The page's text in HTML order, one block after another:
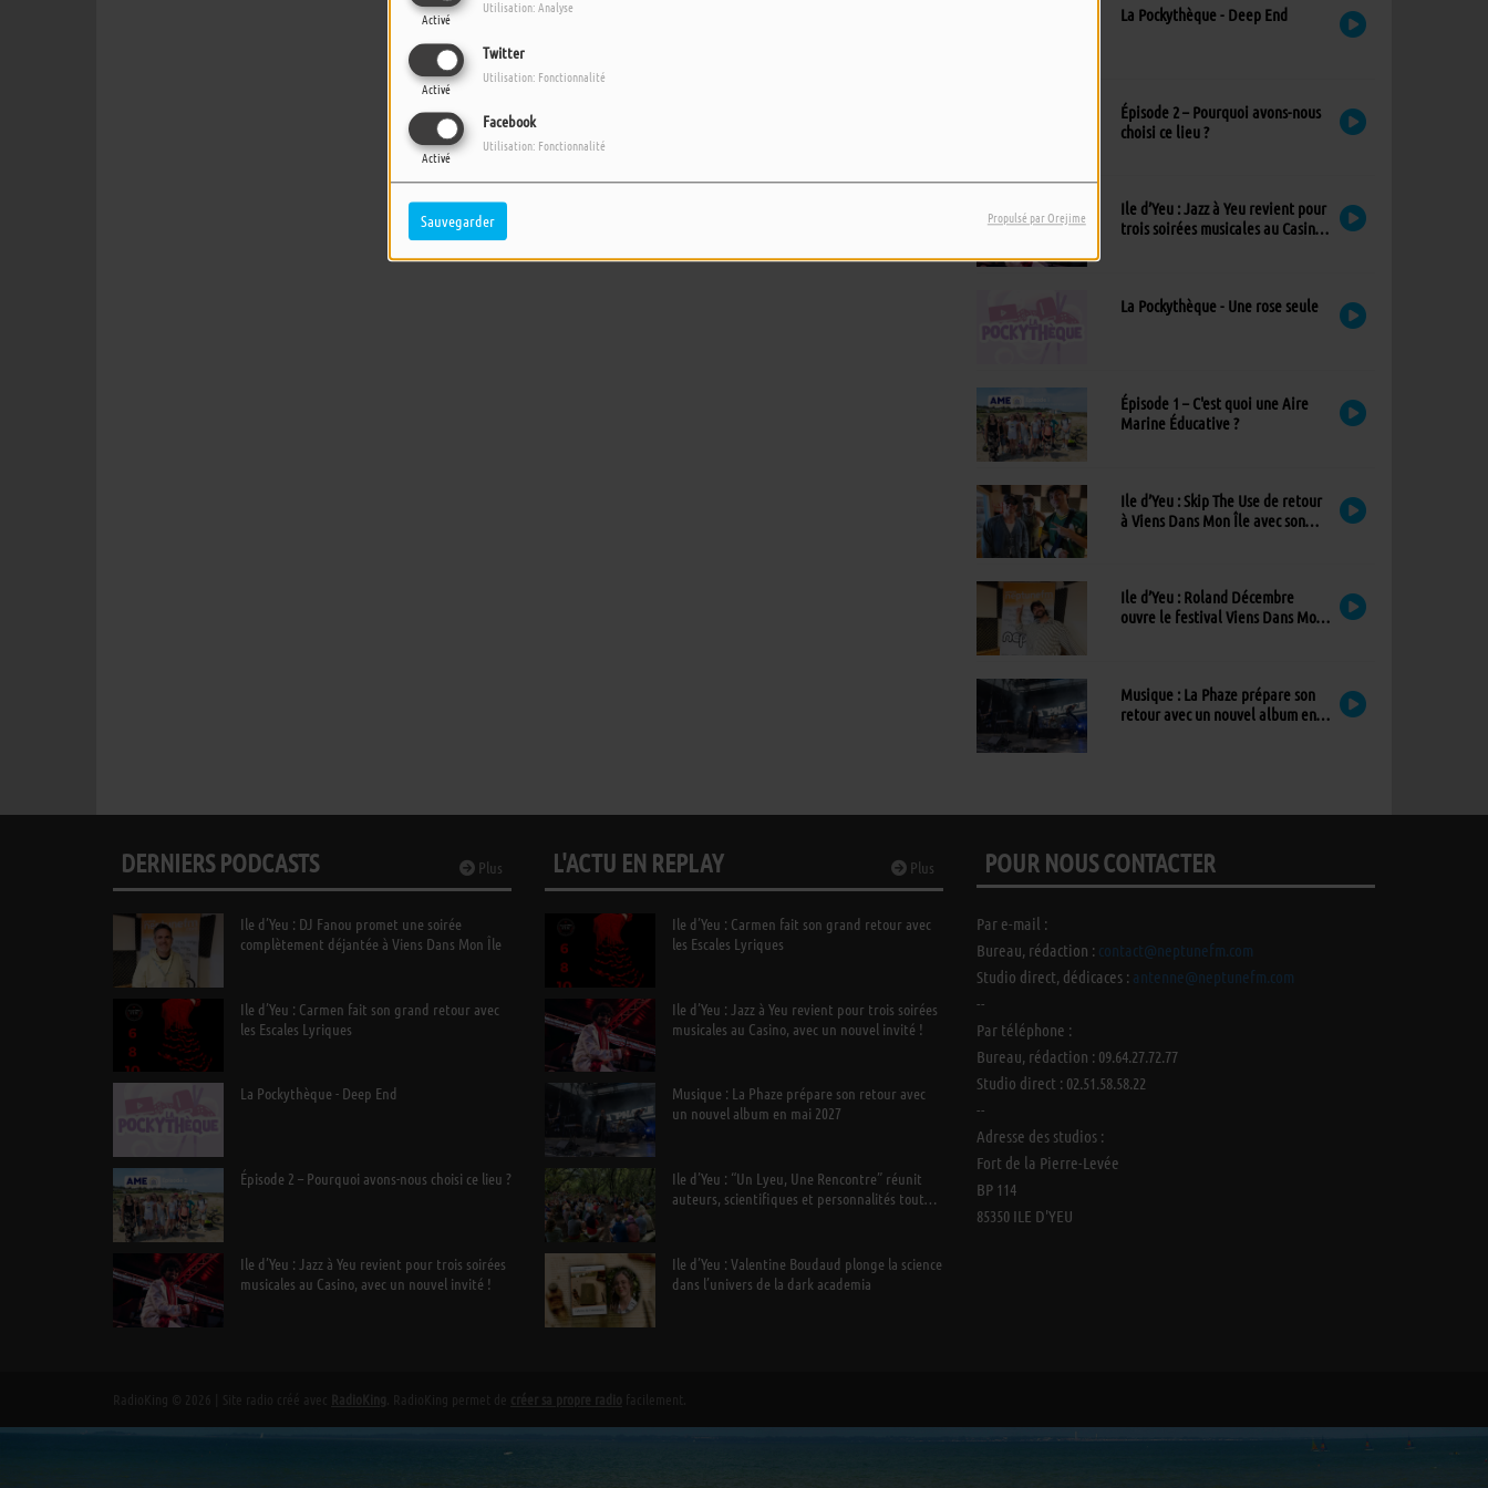
Activé
Utilisation: Analyse
Twitter
Activé
Utilisation: Fonctionnalité
Facebook
Activé
Utilisation: Fonctionnalité
Sauvegarder Propulsé par Orejime
La Pockythèque - Deep End
Épisode 2 – Pourquoi avons-nous
choisi ce lieu ?
Ile d’Yeu : Jazz à Yeu revient pour
trois soirées musicales au Casino,
La Pockythèque - Une rose seule
Épisode 1 – C'est quoi une Aire
Marine Éducative ?
Ile d’Yeu : Skip The Use de retour
à Viens Dans Mon Île avec son
Ile d’Yeu : Roland Décembre
ouvre le festival Viens Dans Mon
Musique : La Phaze prépare son
retour avec un nouvel album en
Plus
DERNIERS PODCASTS
Ile d’Yeu : DJ Fanou promet une soirée
complètement déjantée à Viens Dans Mon Île
Ile d’Yeu : Carmen fait son grand retour avec
les Escales Lyriques
La Pockythèque - Deep End
Épisode 2 – Pourquoi avons-nous choisi ce lieu ?
Ile d’Yeu : Jazz à Yeu revient pour trois soirées
musicales au Casino, avec un nouvel invité !
Plus
L'ACTU EN REPLAY
Ile d’Yeu : Carmen fait son grand retour avec
les Escales Lyriques
Ile d’Yeu : Jazz à Yeu revient pour trois soirées
musicales au Casino, avec un nouvel invité !
Musique : La Phaze prépare son retour avec
un nouvel album en mai 2027
Ile d’Yeu : “Un Lyeu, Une Rencontre” réunit
auteurs, scientifiques et personnalités tout
Ile d’Yeu : Valentine Boudaud plonge la science
dans l’univers de la dark academia
POUR NOUS CONTACTER
Par e-mail :
Bureau, rédaction : contact@neptunefm.com
Studio direct, dédicaces : antenne@neptunefm.com
--
Par téléphone :
Bureau, rédaction : 09.64.27.72.77
Studio direct : 02.51.58.58.22
--
Adresse des studios :
Fort de la Pierre-Levée
BP 114
85350 ILE D'YEU